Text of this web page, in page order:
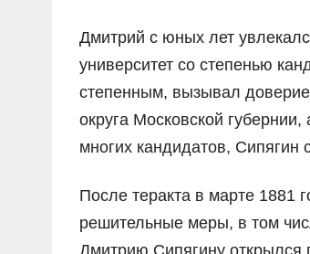
Дмитрий с юных лет
университет со степенью
степенным, вызывал
округа Московской
многих кандидатов, Сипягин
После теракта в марте 1881
решительные меры, в том